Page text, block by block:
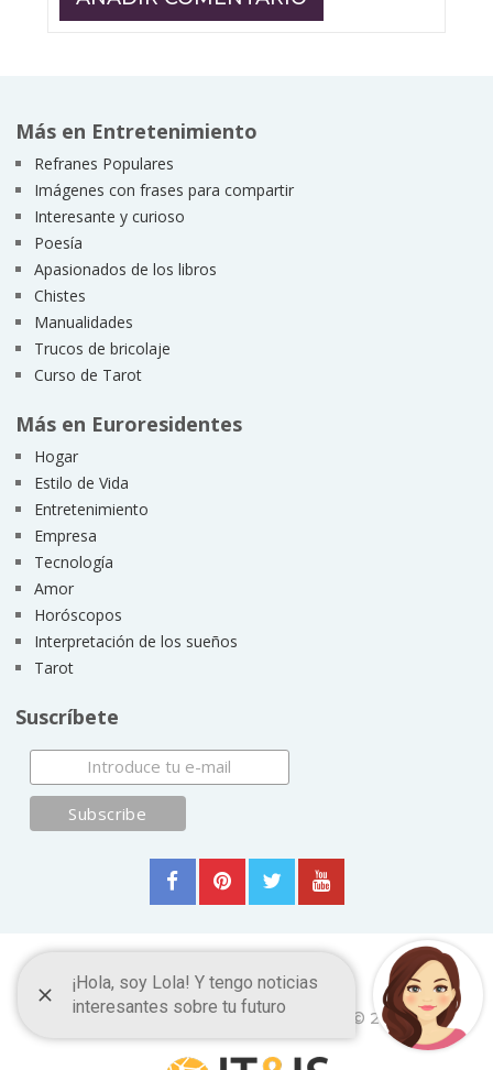
Más en Entretenimiento
Refranes Populares
Imágenes con frases para compartir
Interesante y curioso
Poesía
Apasionados de los libros
Chistes
Manualidades
Trucos de bricolaje
Curso de Tarot
Más en Euroresidentes
Hogar
Estilo de Vida
Entretenimiento
Empresa
Tecnología
Amor
Horóscopos
Interpretación de los sueños
Tarot
Suscríbete
Frases y Citas CélebresCopyright © 2026.